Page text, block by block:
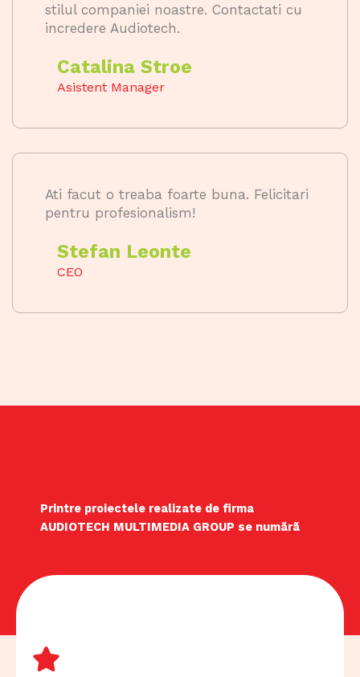
stilul companiei noastre. Contactati cu
incredere Audiotech.
Catalina Stroe
Asistent Manager
Ati facut o treaba foarte buna. Felicitari
pentru profesionalism!
Stefan Leonte
CEO
Printre proiectele realizate de firma
AUDIOTECH MULTIMEDIA GROUP se numãrã